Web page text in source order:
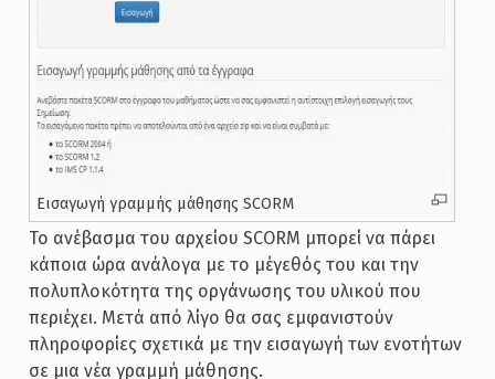
Εισαγωγή γραμμής μάθησης SCORM
Το ανέβασμα του αρχείου SCORM μπορεί να πάρει
κάποια ώρα ανάλογα με το μέγεθός του και την
πολυπλοκότητα της οργάνωσης του υλικού που
περιέχει. Μετά από λίγο θα σας εμφανιστούν
πληροφορίες σχετικά με την εισαγωγή των ενοτήτων
σε μια νέα γραμμή μάθησης.